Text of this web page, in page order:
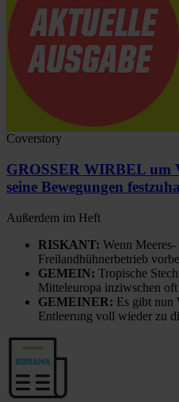
Coverstory
GROSSER WIRBEL um
seine Bewegungen
Außerdem im Heft
RISKANT: Wenn
Freilandhühnerbetrieb
GEMEIN: Tropische
Mitteleuropa inziwschen oft
GEMEINER: Es gibt nun
Entleerung voll wieder zu